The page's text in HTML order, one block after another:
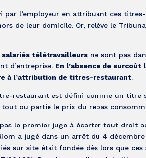
par l’employeur en attribuant ces
de leur domicile. Or, relève le
salariés télétravailleursne sont pas
d’entreprise. En l’absence de
à l’attribution de titres-restaurant.
restaurant est défini comme un titre
ou partie le prix du repas
pas le premier juge à écarter tout droit
a jugé dans un arrêt du 4
sur site était fondée dès lors que